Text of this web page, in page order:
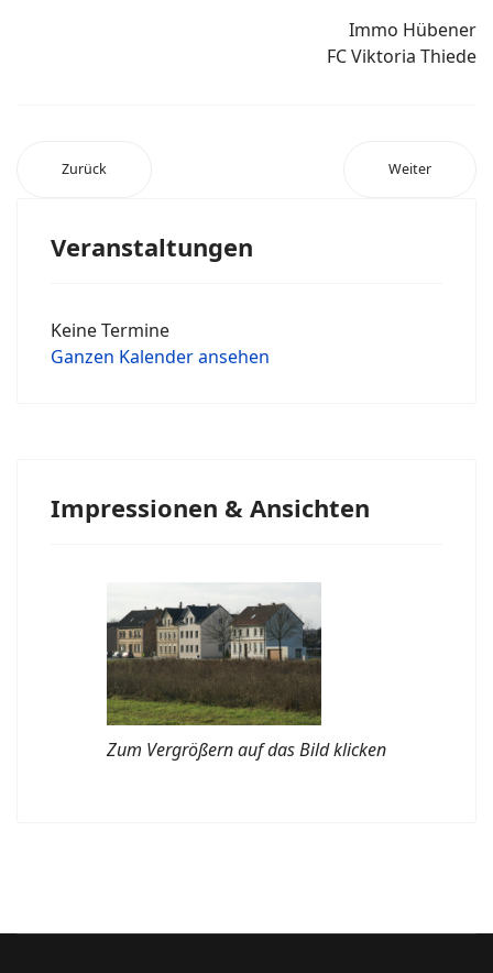
Immo Hübener
FC Viktoria Thiede
Zurück Weiter
Veranstaltungen
Keine Termine
Ganzen Kalender ansehen
Impressionen & Ansichten
Zum Vergrößern auf das Bild klicken